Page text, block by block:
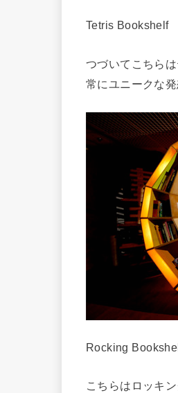
Tetris Bookshelf
つづいてこちら
常にユニークな
Rocking
こちらはロッキ